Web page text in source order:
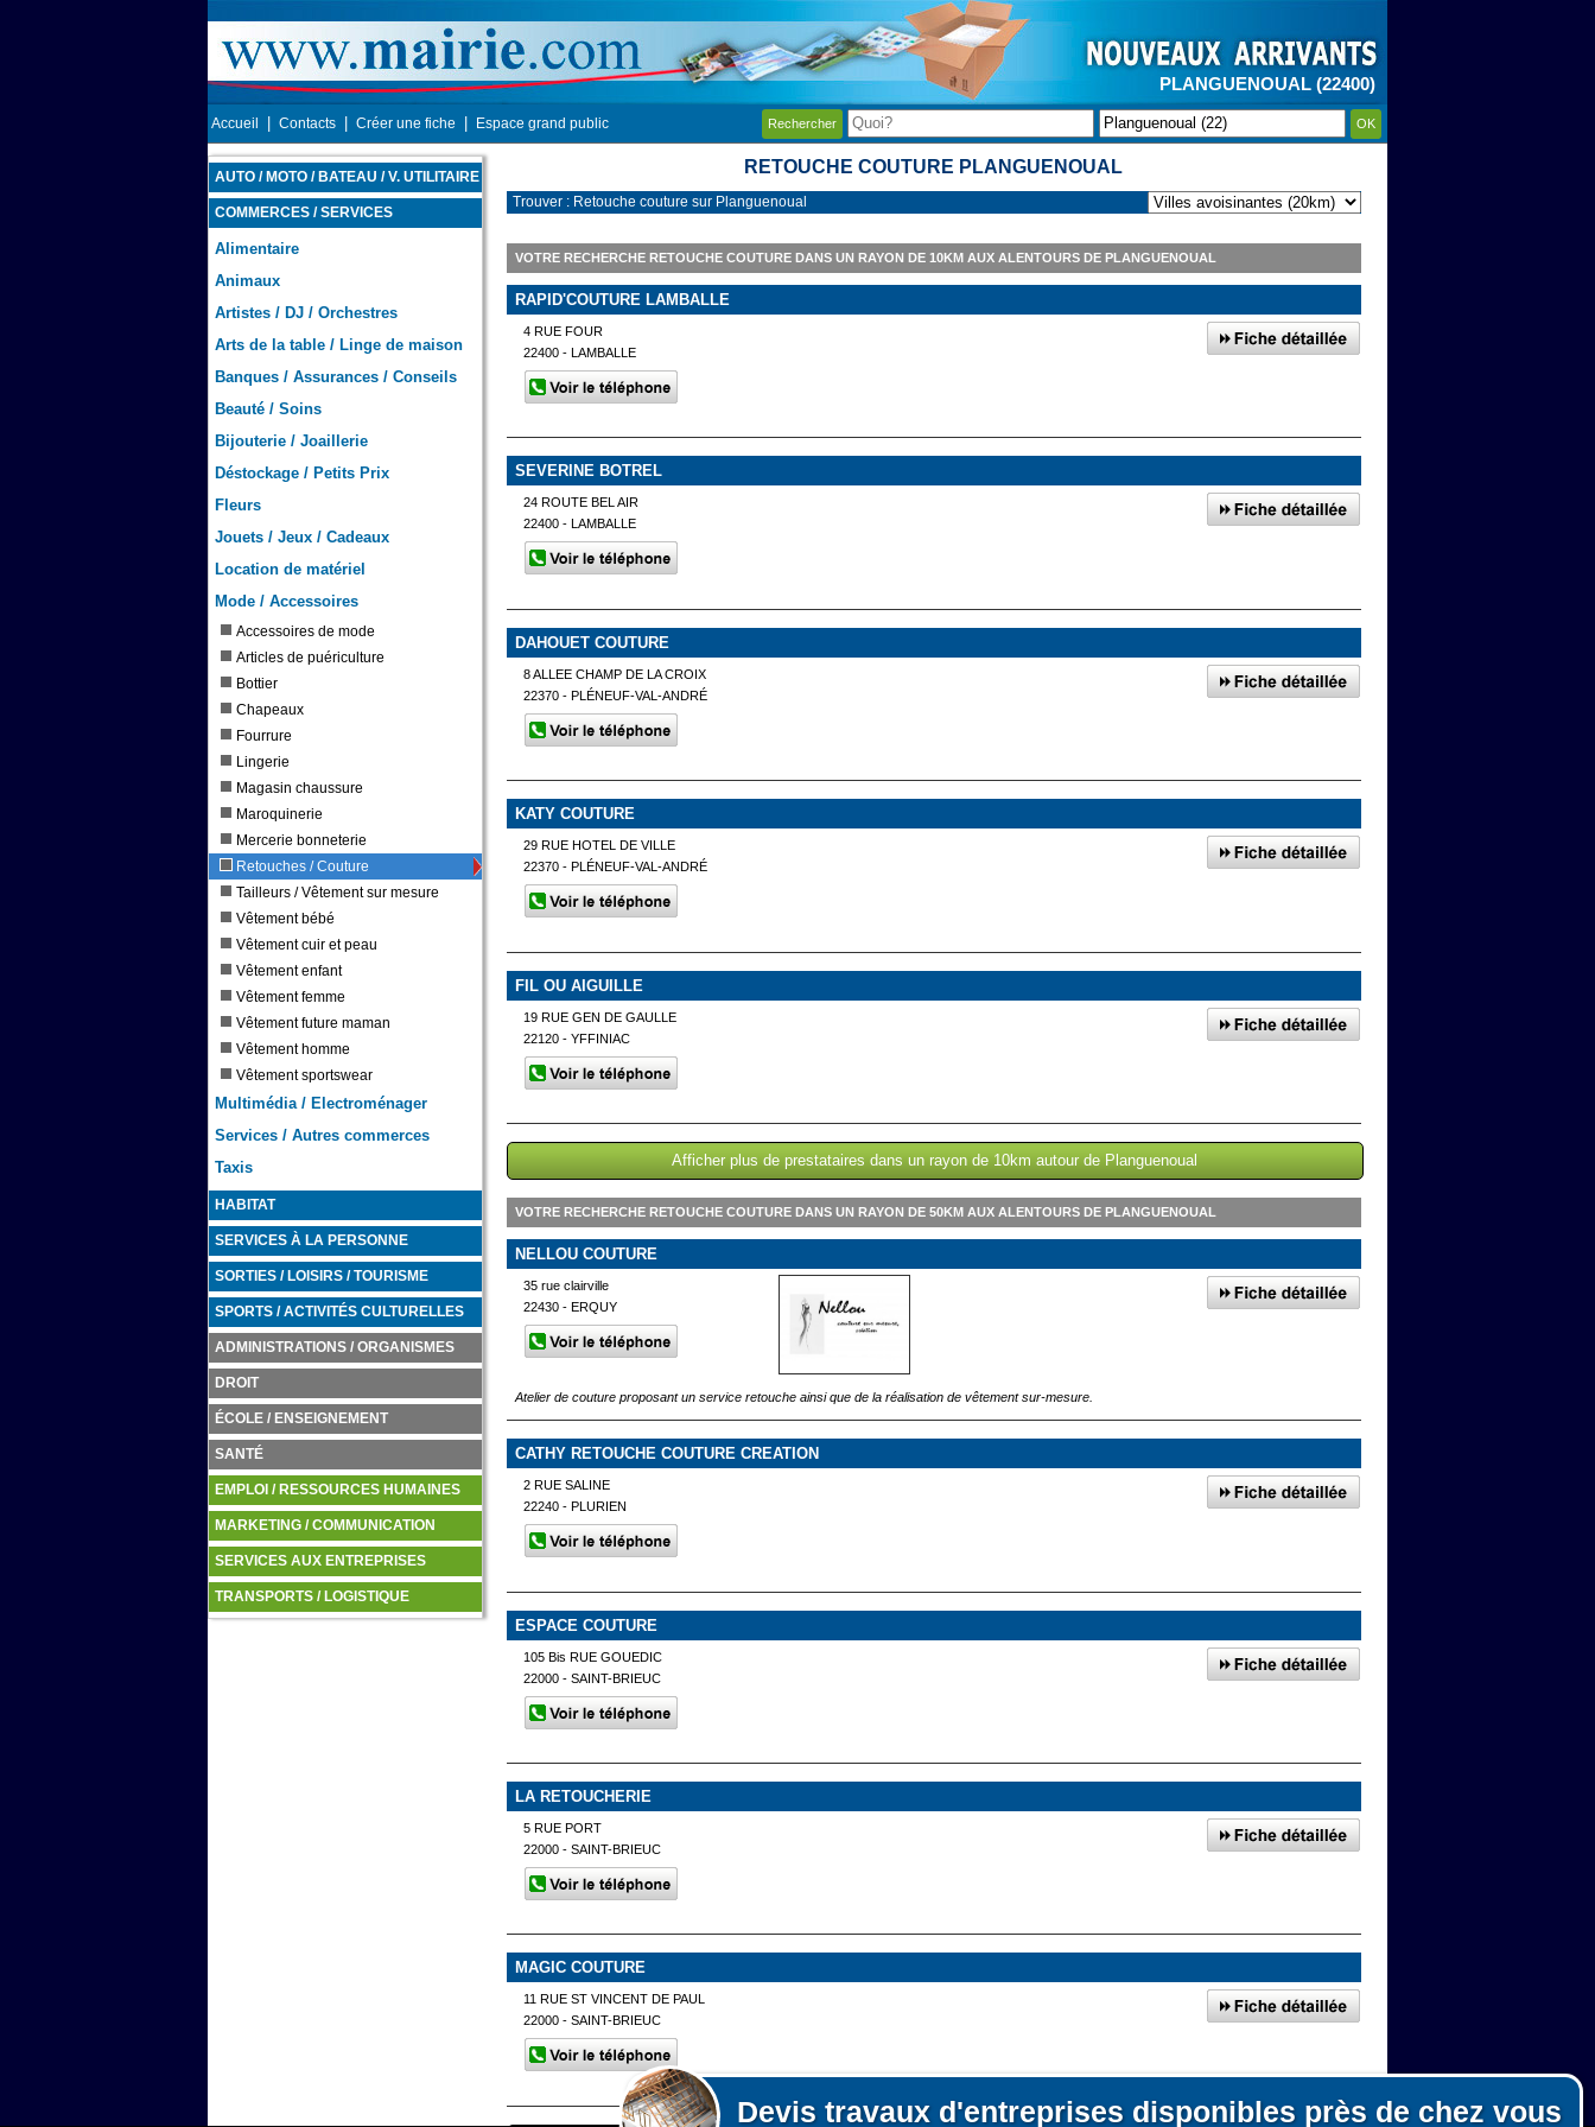
PLANGUENOUAL (22400)
Accueil Contacts Créer une fiche Espace grand public Rechercher OK
AUTO / MOTO / BATEAU / V. UTILITAIRE
COMMERCES / SERVICES
Alimentaire
Animaux
Artistes / DJ / Orchestres
Arts de la table / Linge de maison
Banques / Assurances / Conseils
Beauté / Soins
Bijouterie / Joaillerie
Déstockage / Petits Prix
Fleurs
Jouets / Jeux / Cadeaux
Location de matériel
Mode / Accessoires
Accessoires de mode
Articles de puériculture
Bottier
Chapeaux
Fourrure
Lingerie
Magasin chaussure
Maroquinerie
Mercerie bonneterie
Retouches / Couture
Tailleurs / Vêtement sur mesure
Vêtement bébé
Vêtement cuir et peau
Vêtement enfant
Vêtement femme
Vêtement future maman
Vêtement homme
Vêtement sportswear
Multimédia / Electroménager
Services / Autres commerces
Taxis
HABITAT
SERVICES À LA PERSONNE
SORTIES / LOISIRS / TOURISME
SPORTS / ACTIVITÉS CULTURELLES
ADMINISTRATIONS / ORGANISMES
DROIT
ÉCOLE / ENSEIGNEMENT
SANTÉ
EMPLOI / RESSOURCES HUMAINES
MARKETING / COMMUNICATION
SERVICES AUX ENTREPRISES
TRANSPORTS / LOGISTIQUE
RETOUCHE COUTURE PLANGUENOUAL
Devis travaux d'entreprises disponibles près de chez vous
Trouver : Retouche couture sur Planguenoual
VOTRE RECHERCHE RETOUCHE COUTURE DANS UN RAYON DE 10KM AUX ALENTOURS DE PLANGUENOUAL
RAPID'COUTURE LAMBALLE
4 RUE FOUR
22400 - LAMBALLE
SEVERINE BOTREL
24 ROUTE BEL AIR
22400 - LAMBALLE
DAHOUET COUTURE
8 ALLEE CHAMP DE LA CROIX
22370 - PLÉNEUF-VAL-ANDRÉ
KATY COUTURE
29 RUE HOTEL DE VILLE
22370 - PLÉNEUF-VAL-ANDRÉ
FIL OU AIGUILLE
19 RUE GEN DE GAULLE
22120 - YFFINIAC
Afficher plus de prestataires dans un rayon de 10km autour de Planguenoual
VOTRE RECHERCHE RETOUCHE COUTURE DANS UN RAYON DE 50KM AUX ALENTOURS DE PLANGUENOUAL
NELLOU COUTURE
35 rue clairville
22430 - ERQUY
Atelier de couture proposant un service retouche ainsi que de la réalisation de vêtement sur-mesure.
CATHY RETOUCHE COUTURE CREATION
2 RUE SALINE
22240 - PLURIEN
ESPACE COUTURE
105 Bis RUE GOUEDIC
22000 - SAINT-BRIEUC
LA RETOUCHERIE
5 RUE PORT
22000 - SAINT-BRIEUC
MAGIC COUTURE
11 RUE ST VINCENT DE PAUL
22000 - SAINT-BRIEUC